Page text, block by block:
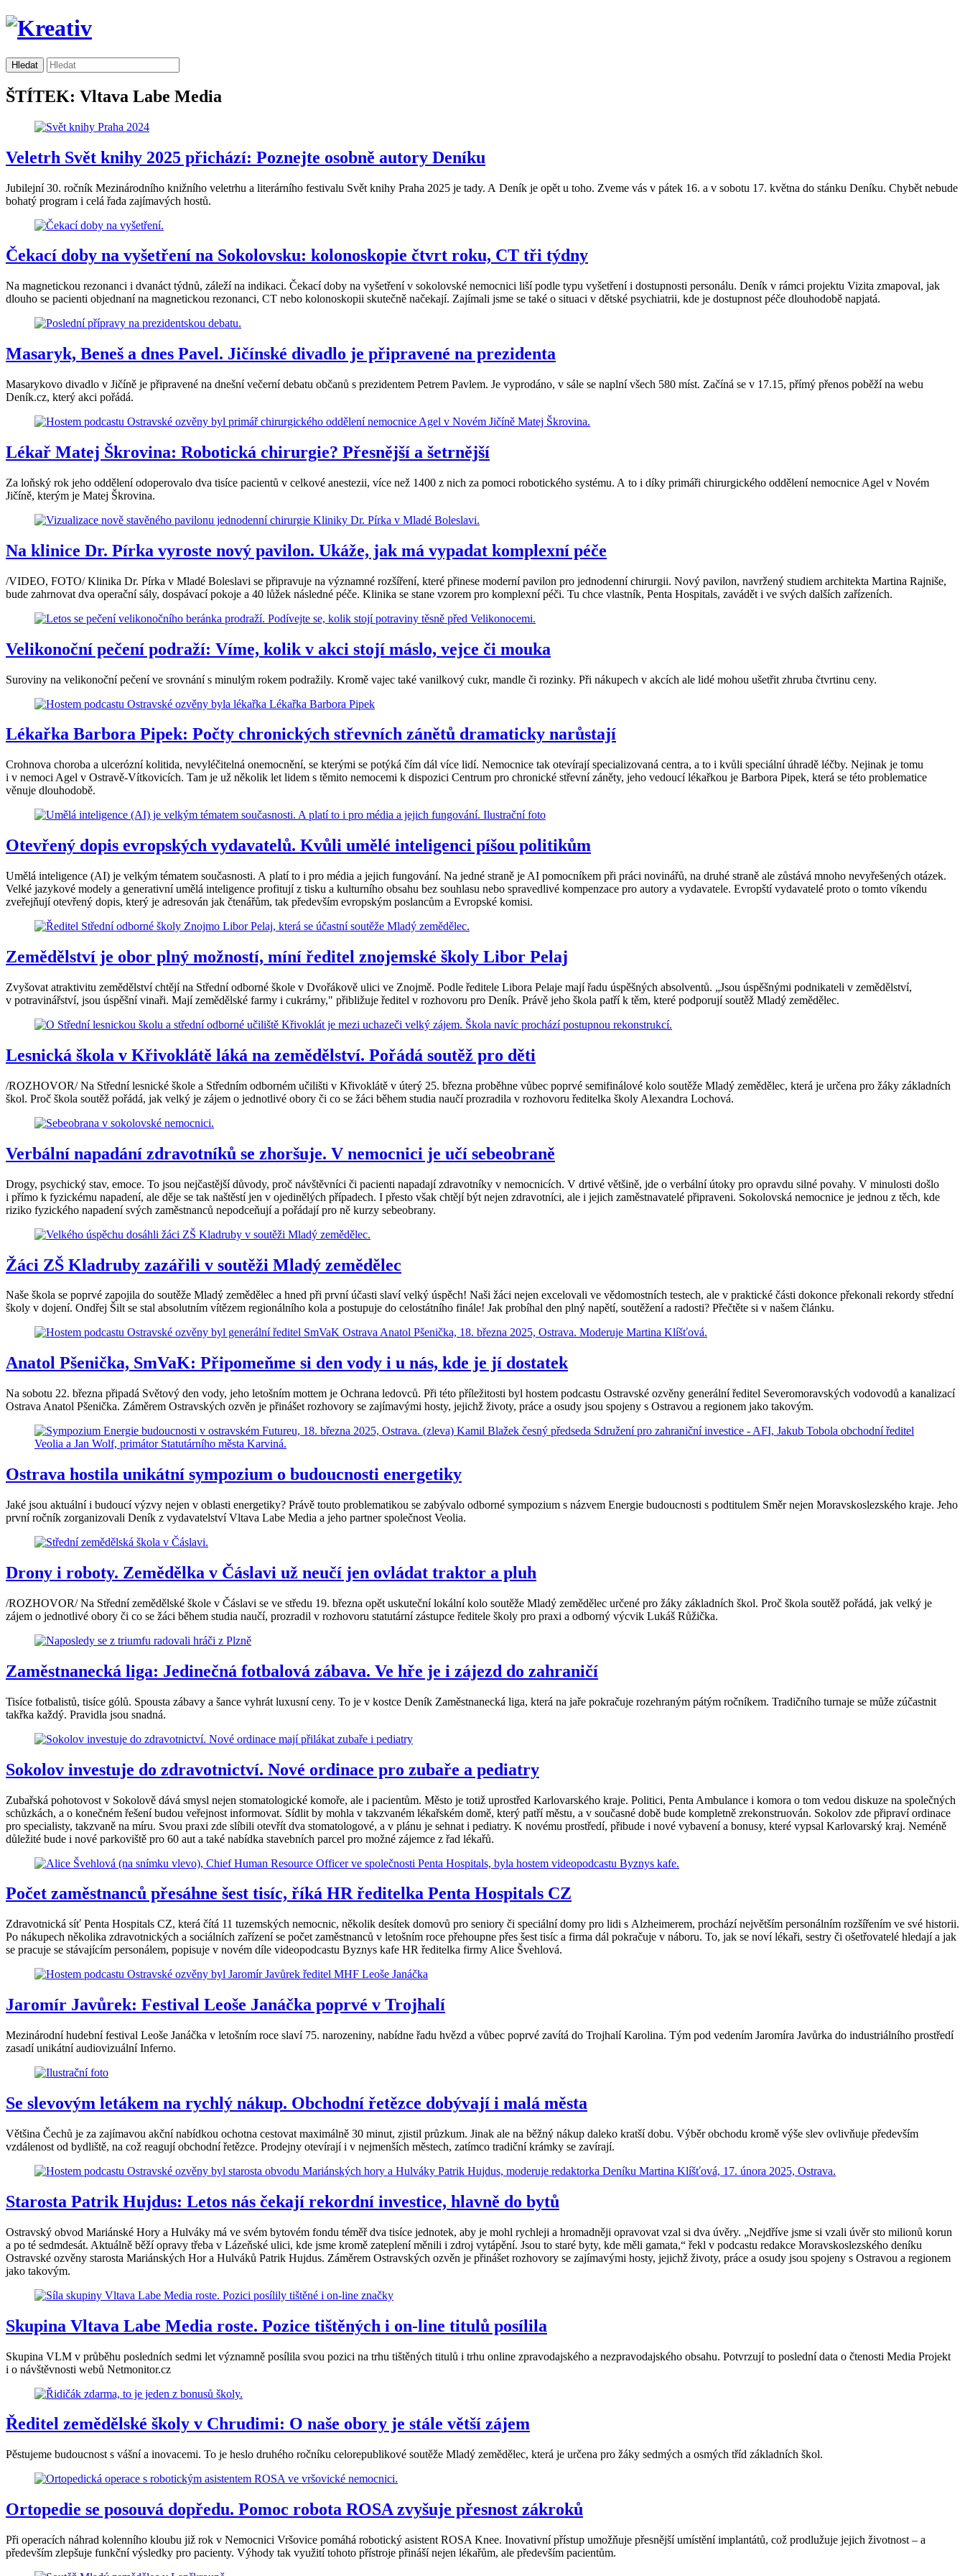
ŠTÍTEK: Vltava Labe Media
Veletrh Svět knihy 2025 přichází: Poznejte osobně autory Deníku
Jubilejní 30. ročník Mezinárodního knižního veletrhu a literárního festivalu Svět knihy Praha 2025 je tady. A Deník je opět u toho. Zveme vás v pátek 16. a v sobotu 17. května do stánku Deníku. Chybět nebude
bohatý program i celá řada zajímavých hostů.
Čekací doby na vyšetření na Sokolovsku: kolonoskopie čtvrt roku, CT tři týdny
Na magnetickou rezonanci i dvanáct týdnů, záleží na indikaci. Čekací doby na vyšetření v sokolovské nemocnici liší podle typu vyšetření i dostupnosti personálu. Deník v rámci projektu Vizita zmapoval, jak
dlouho se pacienti objednaní na magnetickou rezonanci, CT nebo kolonoskopii skutečně načekají. Zajímali jsme se také o situaci v dětské psychiatrii, kde je dostupnost péče dlouhodobě napjatá.
Masaryk, Beneš a dnes Pavel. Jičínské divadlo je připravené na prezidenta
Masarykovo divadlo v Jičíně je připravené na dnešní večerní debatu občanů s prezidentem Petrem Pavlem. Je vyprodáno, v sále se naplní všech 580 míst. Začíná se v 17.15, přímý přenos poběží na webu
Deník.cz, který akci pořádá.
Lékař Matej Škrovina: Robotická chirurgie? Přesnější a šetrnější
Za loňský rok jeho oddělení odoperovalo dva tisíce pacientů v celkové anestezii, více než 1400 z nich za pomoci robotického systému. A to i díky primáři chirurgického oddělení nemocnice Agel v Novém
Jičíně, kterým je Matej Škrovina.
Na klinice Dr. Pírka vyroste nový pavilon. Ukáže, jak má vypadat komplexní péče
/VIDEO, FOTO/ Klinika Dr. Pírka v Mladé Boleslavi se připravuje na významné rozšíření, které přinese moderní pavilon pro jednodenní chirurgii. Nový pavilon, navržený studiem architekta Martina Rajniše,
bude zahrnovat dva operační sály, dospávací pokoje a 40 lůžek následné péče. Klinika se stane vzorem pro komplexní péči. Tu chce vlastník, Penta Hospitals, zavádět i ve svých dalších zařízeních.
Velikonoční pečení podraží: Víme, kolik v akci stojí máslo, vejce či mouka
Suroviny na velikonoční pečení ve srovnání s minulým rokem podražily. Kromě vajec také vanilkový cukr, mandle či rozinky. Při nákupech v akcích ale lidé mohou ušetřit zhruba čtvrtinu ceny.
Lékařka Barbora Pipek: Počty chronických střevních zánětů dramaticky narůstají
Crohnova choroba a ulcerózní kolitida, nevyléčitelná onemocnění, se kterými se potýká čím dál více lidí. Nemocnice tak otevírají specializovaná centra, a to i kvůli speciální úhradě léčby. Nejinak je tomu
i v nemoci Agel v Ostravě-Vítkovicích. Tam je už několik let lidem s těmito nemocemi k dispozici Centrum pro chronické střevní záněty, jeho vedoucí lékařkou je Barbora Pipek, která se této problematice
věnuje dlouhodobě.
Otevřený dopis evropských vydavatelů. Kvůli umělé inteligenci píšou politikům
Umělá inteligence (AI) je velkým tématem současnosti. A platí to i pro média a jejich fungování. Na jedné straně je AI pomocníkem při práci novinářů, na druhé straně ale zůstává mnoho nevyřešených otázek.
Velké jazykové modely a generativní umělá inteligence profitují z tisku a kulturního obsahu bez souhlasu nebo spravedlivé kompenzace pro autory a vydavatele. Evropští vydavatelé proto o tomto víkendu
zveřejňují otevřený dopis, který je adresován jak čtenářům, tak především evropským poslancům a Evropské komisi.
Zemědělství je obor plný možností, míní ředitel znojemské školy Libor Pelaj
Zvyšovat atraktivitu zemědělství chtějí na Střední odborné škole v Dvořákově ulici ve Znojmě. Podle ředitele Libora Pelaje mají řadu úspěšných absolventů. „Jsou úspěšnými podnikateli v zemědělství,
v potravinářství, jsou úspěšní vinaři. Mají zemědělské farmy i cukrárny," přibližuje ředitel v rozhovoru pro Deník. Právě jeho škola patří k těm, které podporují soutěž Mladý zemědělec.
Lesnická škola v Křivoklátě láká na zemědělství. Pořádá soutěž pro děti
/ROZHOVOR/ Na Střední lesnické škole a Středním odborném učilišti v Křivoklátě v úterý 25. března proběhne vůbec poprvé semifinálové kolo soutěže Mladý zemědělec, která je určena pro žáky základních
škol. Proč škola soutěž pořádá, jak velký je zájem o jednotlivé obory či co se žáci během studia naučí prozradila v rozhovoru ředitelka školy Alexandra Lochová.
Verbální napadání zdravotníků se zhoršuje. V nemocnici je učí sebeobraně
Drogy, psychický stav, emoce. To jsou nejčastější důvody, proč návštěvníci či pacienti napadají zdravotníky v nemocnicích. V drtivé většině, jde o verbální útoky pro opravdu silné povahy. V minulosti došlo
i přímo k fyzickému napadení, ale děje se tak naštěstí jen v ojedinělých případech. I přesto však chtějí být nejen zdravotníci, ale i jejich zaměstnavatelé připraveni. Sokolovská nemocnice je jednou z těch, kde
riziko fyzického napadení svých zaměstnanců nepodceňují a pořádají pro ně kurzy sebeobrany.
Žáci ZŠ Kladruby zazářili v soutěži Mladý zemědělec
Naše škola se poprvé zapojila do soutěže Mladý zemědělec a hned při první účasti slaví velký úspěch! Naši žáci nejen excelovali ve vědomostních testech, ale v praktické části dokonce překonali rekordy střední
školy v dojení. Ondřej Šilt se stal absolutním vítězem regionálního kola a postupuje do celostátního finále! Jak probíhal den plný napětí, soutěžení a radosti? Přečtěte si v našem článku.
Anatol Pšenička, SmVaK: Připomeňme si den vody i u nás, kde je jí dostatek
Na sobotu 22. března připadá Světový den vody, jeho letošním mottem je Ochrana ledovců. Při této příležitosti byl hostem podcastu Ostravské ozvěny generální ředitel Severomoravských vodovodů a kanalizací
Ostrava Anatol Pšenička. Záměrem Ostravských ozvěn je přinášet rozhovory se zajímavými hosty, jejichž životy, práce a osudy jsou spojeny s Ostravou a regionem jako takovým.
Ostrava hostila unikátní sympozium o budoucnosti energetiky
Jaké jsou aktuální i budoucí výzvy nejen v oblasti energetiky? Právě touto problematikou se zabývalo odborné sympozium s názvem Energie budoucnosti s podtitulem Směr nejen Moravskoslezského kraje. Jeho
první ročník zorganizovali Deník z vydavatelství Vltava Labe Media a jeho partner společnost Veolia.
Drony i roboty. Zemědělka v Čáslavi už neučí jen ovládat traktor a pluh
/ROZHOVOR/ Na Střední zemědělské škole v Čáslavi se ve středu 19. března opět uskuteční lokální kolo soutěže Mladý zemědělec určené pro žáky základních škol. Proč škola soutěž pořádá, jak velký je
zájem o jednotlivé obory či co se žáci během studia naučí, prozradil v rozhovoru statutární zástupce ředitele školy pro praxi a odborný výcvik Lukáš Růžička.
Zaměstnanecká liga: Jedinečná fotbalová zábava. Ve hře je i zájezd do zahraničí
Tisíce fotbalistů, tisíce gólů. Spousta zábavy a šance vyhrát luxusní ceny. To je v kostce Deník Zaměstnanecká liga, která na jaře pokračuje rozehraným pátým ročníkem. Tradičního turnaje se může zúčastnit
takřka každý. Pravidla jsou snadná.
Sokolov investuje do zdravotnictví. Nové ordinace pro zubaře a pediatry
Zubařská pohotovost v Sokolově dává smysl nejen stomatologické komoře, ale i pacientům. Město je totiž uprostřed Karlovarského kraje. Politici, Penta Ambulance i komora o tom vedou diskuze na společných
schůzkách, a o konečném řešení budou veřejnost informovat. Sídlit by mohla v takzvaném lékařském domě, který patří městu, a v současné době bude kompletně zrekonstruován. Sokolov zde připraví ordinace
pro specialisty, takzvaně na míru. Svou praxi zde slíbili otevřít dva stomatologové, a v plánu je sehnat i pediatry. K novému prostředí, přibude i nové vybavení a bonusy, které vypsal Karlovarský kraj. Neméně
důležité bude i nové parkoviště pro 60 aut a také nabídka stavebních parcel pro možné zájemce z řad lékařů.
Počet zaměstnanců přesáhne šest tisíc, říká HR ředitelka Penta Hospitals CZ
Zdravotnická síť Penta Hospitals CZ, která čítá 11 tuzemských nemocnic, několik desítek domovů pro seniory či speciální domy pro lidi s Alzheimerem, prochází největším personálním rozšířením ve své historii.
Po nákupech několika zdravotnických a sociálních zařízení se počet zaměstnanců v letošním roce přehoupne přes šest tisíc a firma dál pokračuje v náboru. To, jak se noví lékaři, sestry či ošetřovatelé hledají a jak
se pracuje se stávajícím personálem, popisuje v novém díle videopodcastu Byznys kafe HR ředitelka firmy Alice Švehlová.
Jaromír Javůrek: Festival Leoše Janáčka poprvé v Trojhalí
Mezinárodní hudební festival Leoše Janáčka v letošním roce slaví 75. narozeniny, nabídne řadu hvězd a vůbec poprvé zavítá do Trojhalí Karolina. Tým pod vedením Jaromíra Javůrka do industriálního prostředí
zasadí unikátní audiovizuální Inferno.
Se slevovým letákem na rychlý nákup. Obchodní řetězce dobývají i malá města
Většina Čechů je za zajímavou akční nabídkou ochotna cestovat maximálně 30 minut, zjistil průzkum. Jinak ale na běžný nákup daleko kratší dobu. Výběr obchodu kromě výše slev ovlivňuje především
vzdálenost od bydliště, na což reagují obchodní řetězce. Prodejny otevírají i v nejmenších městech, zatímco tradiční krámky se zavírají.
Starosta Patrik Hujdus: Letos nás čekají rekordní investice, hlavně do bytů
Ostravský obvod Mariánské Hory a Hulváky má ve svém bytovém fondu téměř dva tisíce jednotek, aby je mohl rychleji a hromadněji opravovat vzal si dva úvěry. „Nejdříve jsme si vzali úvěr sto milionů korun
a po té sedmdesát. Aktuálně běží opravy třeba v Lázeňské ulici, kde jsme kromě zateplení měnili i zdroj vytápění. Jsou to staré byty, kde měli gamata,“ řekl v podcastu redakce Moravskoslezského deníku
Ostravské ozvěny starosta Mariánských Hor a Hulváků Patrik Hujdus. Záměrem Ostravských ozvěn je přinášet rozhovory se zajímavými hosty, jejichž životy, práce a osudy jsou spojeny s Ostravou a regionem
jako takovým.
Skupina Vltava Labe Media roste. Pozice tištěných i on-line titulů posílila
Skupina VLM v průběhu posledních sedmi let významně posílila svou pozici na trhu tištěných titulů i trhu online zpravodajského a nezpravodajského obsahu. Potvrzují to poslední data o čtenosti Media Projekt
i o návštěvnosti webů Netmonitor.cz
Ředitel zemědělské školy v Chrudimi: O naše obory je stále větší zájem
Pěstujeme budoucnost s vášní a inovacemi. To je heslo druhého ročníku celorepublikové soutěže Mladý zemědělec, která je určena pro žáky sedmých a osmých tříd základních škol.
Ortopedie se posouvá dopředu. Pomoc robota ROSA zvyšuje přesnost zákroků
Při operacích náhrad kolenního kloubu již rok v Nemocnici Vršovice pomáhá robotický asistent ROSA Knee. Inovativní přístup umožňuje přesnější umístění implantátů, což prodlužuje jejich životnost – a
především zlepšuje funkční výsledky pro pacienty. Výhody tak využití tohoto přístroje přináší nejen lékařům, ale především pacientům.